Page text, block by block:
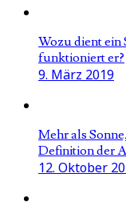
Wozu dient ein
funktioniert er?
9. März 2019
Mehr als
Definition der
12. Oktober